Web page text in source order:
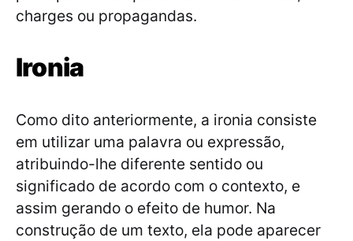
charges ou propagandas.
Ironia
Como dito anteriormente, a ironia consiste
em utilizar uma palavra ou expressão,
atribuindo-lhe diferente sentido ou
significado de acordo com o contexto, e
assim gerando o efeito de humor. Na
construção de um texto, ela pode aparecer